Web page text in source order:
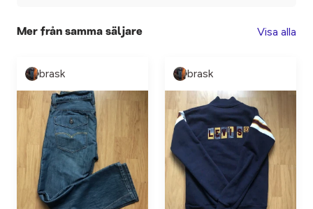
Mer från samma säljare Visa alla
brask brask